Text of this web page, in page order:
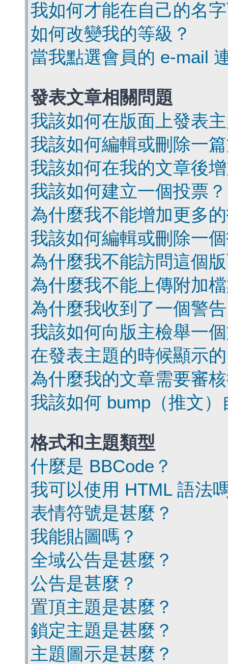
我如何才能在自己的名
如何改變我的等級？
當我點選會員的 e-mail
發表文章相關問題
我該如何在版面上發表
我該如何編輯或刪除一
我該如何在我的文章後
我該如何建立一個投票？
為什麼我不能增加更多
我該如何編輯或刪除一
為什麼我不能訪問這個
為什麼我不能上傳附加
為什麼我收到了一個警
我該如何向版主檢舉一
在發表主題的時候顯示
為什麼我的文章需要審
我該如何 bump（推文
格式和主題類型
什麼是 BBCode？
我可以使用 HTML 語法
表情符號是甚麼？
我能貼圖嗎？
全域公告是甚麼？
公告是甚麼？
置頂主題是甚麼？
鎖定主題是甚麼？
主題圖示是甚麼？